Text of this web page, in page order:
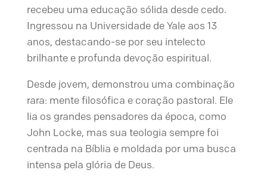
recebeu uma educação sólida desde cedo.
Ingressou na Universidade de Yale aos 13
anos, destacando-se por seu intelecto
brilhante e profunda devoção espiritual.
Desde jovem, demonstrou uma combinação
rara: mente filosófica e coração pastoral. Ele
lia os grandes pensadores da época, como
John Locke, mas sua teologia sempre foi
centrada na Bíblia e moldada por uma busca
intensa pela glória de Deus.